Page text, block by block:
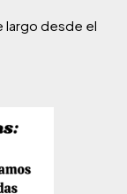
largo desde el